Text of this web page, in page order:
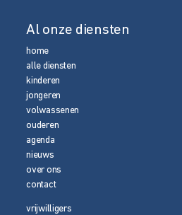
Al onze diensten
home
alle diensten
kinderen
jongeren
volwassenen
ouderen
agenda
nieuws
over ons
contact
vrijwilligers